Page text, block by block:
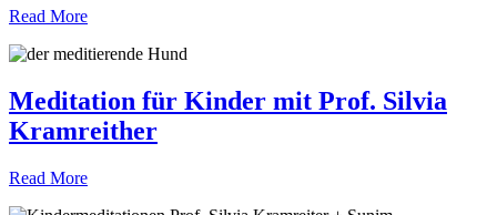
Read More
Meditation für Kinder mit Prof. Silvia
Kramreither
Read More